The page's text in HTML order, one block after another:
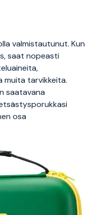
valmistautunut. Kun
saat nopeasti
muita tarvikkeita.
saatavana
osa